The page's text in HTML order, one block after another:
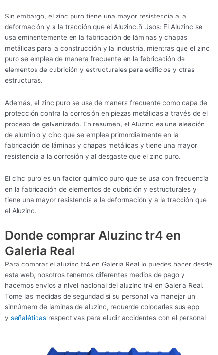
Sin embargo, el zinc puro tiene una mayor resistencia a la
deformación y a la tracción que el Aluzinc.ñ Usos: El Aluzinc se
usa eminentemente en la fabricación de láminas y chapas
metálicas para la construcción y la industria, mientras que el zinc
puro se emplea de manera frecuente en la fabricación de
elementos de cubrición y estructurales para edificios y otras
estructuras.
Además, el zinc puro se usa de manera frecuente como capa de
protección contra la corrosión en piezas metálicas a través de el
proceso de galvanizado. En resumen, el Aluzinc es una aleación
de aluminio y cinc que se emplea primordialmente en la
fabricación de láminas y chapas metálicas y tiene una mayor
resistencia a la corrosión y al desgaste que el zinc puro.
El cinc puro es un factor químico puro que se usa con frecuencia
en la fabricación de elementos de cubrición y estructurales y
tiene una mayor resistencia a la deformación y a la tracción que
el Aluzinc.
Donde comprar Aluzinc tr4 en
Galeria Real
Para comprar el aluzinc tr4 en Galeria Real lo puedes hacer desde
esta web, nosotros tenemos diferentes medios de pago y
hacemos envios a nivel nacional del aluzinc tr4 en Galeria Real.
Tome las medidas de seguridad si su personal va manejar un
sinnúmero de laminas de aluzinc, recuerde colocarles sus epp
y señaléticas respectivas para eludir accidentes con el personal